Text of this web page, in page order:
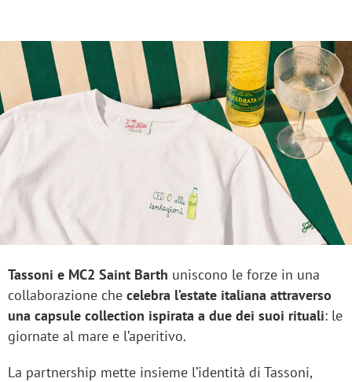
Tassoni e MC2 Saint Barth uniscono le forze in una
collaborazione che celebra l’estate italiana attraverso
una capsule collection ispirata a due dei suoi rituali: le
giornate al mare e l’aperitivo.
La partnership mette insieme l’identità di Tassoni,